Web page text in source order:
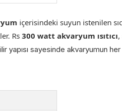
içerisindeki suyun istenilen
Rs 300 watt akvaryum ısıtıcı,
yapısı sayesinde akvaryumun